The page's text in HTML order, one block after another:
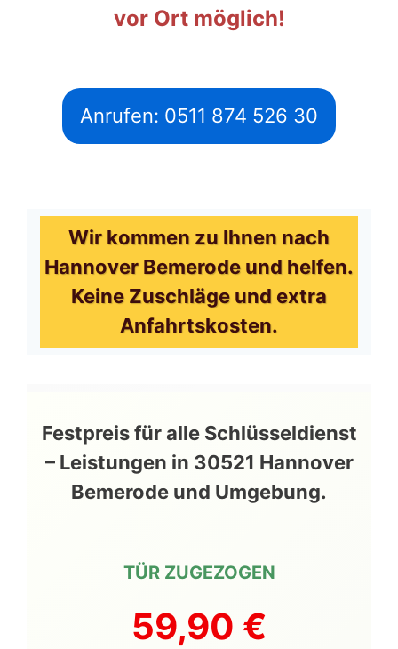
vor Ort möglich!
Anrufen: 0511 874 526 30
Wir kommen zu Ihnen nach
Hannover Bemerode und helfen.
Keine Zuschläge und extra
Anfahrtskosten.
Festpreis für alle Schlüsseldienst
– Leistungen in 30521 Hannover
Bemerode und Umgebung.
TÜR ZUGEZOGEN
59,90 €